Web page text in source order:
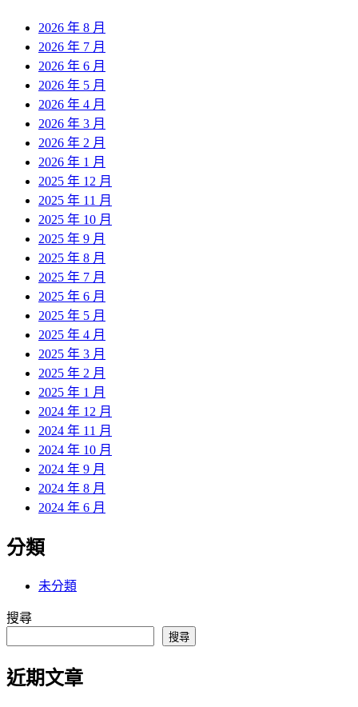
2026 年 8 月
2026 年 7 月
2026 年 6 月
2026 年 5 月
2026 年 4 月
2026 年 3 月
2026 年 2 月
2026 年 1 月
2025 年 12 月
2025 年 11 月
2025 年 10 月
2025 年 9 月
2025 年 8 月
2025 年 7 月
2025 年 6 月
2025 年 5 月
2025 年 4 月
2025 年 3 月
2025 年 2 月
2025 年 1 月
2024 年 12 月
2024 年 11 月
2024 年 10 月
2024 年 9 月
2024 年 8 月
2024 年 6 月
分類
未分類
搜尋
搜尋
近期文章